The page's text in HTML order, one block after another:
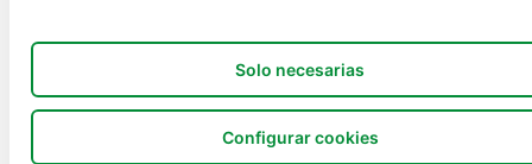
Solo necesarias
Configurar cookies